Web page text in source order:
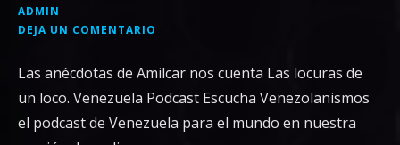
ADMIN
DEJA UN COMENTARIO
Las anécdotas de Amilcar nos cuenta Las locuras de
un loco. Venezuela Podcast Escucha Venezolanismos
el podcast de Venezuela para el mundo en nuestra